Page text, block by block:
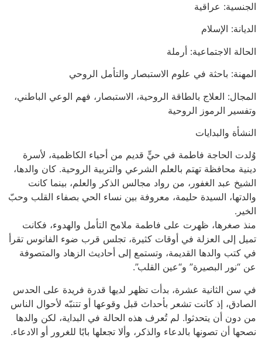
الجنسية: عراقية
الديانة: الإسلام
الحالة الاجتماعية: أرملة
المهنة: باحثة في علوم الاستبصار والتأمل الروحي
المجال: العلاج بالطاقة الروحية، الاستبصار، فهم الوعي الباطني،
وتفسير الرموز الروحية
النشأة والبدايات
وُلدت الحاجة فاطمة في حيٍّ قديم من أحياء الكاظمية، لأسرة
دينية محافظة تهتم بالعلم الشرعي والتربية الروحية. كان والدها،
الشيخ عبد الغفور، من رواد مجالس الذكر والعلم، بينما كانت
والدتها، السيدة حليمة، معروفة بين نساء الحي بصفاء القلب وحبّ
الخير.
منذ صغرها، ظهرت على فاطمة ملامح التأمل والهدوء، فكانت
تميل إلى العزلة في أوقات كثيرة، تجلس قرب ضوء الفانوس تقرأ
في كتب والدها القديمة، وتستمع إلى أحاديث الزهاد والمتصوفة
عن “نور البصيرة” و“عين القلب”.
في سن الثانية عشرة، بدأت تظهر لديها قدرة فريدة على الحدس
الصادق، إذ كانت تشعر بأحداث قبل وقوعها أو تتنبّه لأحوال الناس
من دون أن يتحدثوا. لم تُعرف هذه الحالة في البداية، لكن والدها
نصحها أن تصونها بالدعاء والذكر، وألا تجعلها بابًا للغرور أو الادعاء.